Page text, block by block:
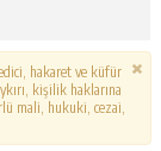
hakaret ve küfür
kişilik haklarına
mali, hukuki, cezai,